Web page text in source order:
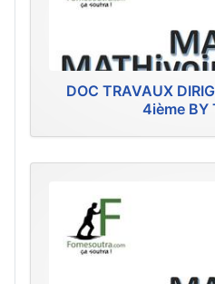
DOC TRAVAUX
4ième BY